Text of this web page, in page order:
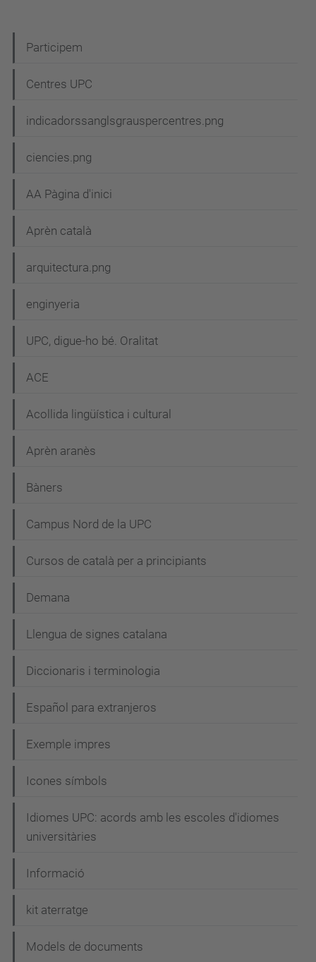
a
v
g
a
i
ó
Participem
Centres UPC
indicadorssanglsgrauspercentres.png
ciencies.png
AA Pàgina d'inici
Aprèn català
arquitectura.png
enginyeria
UPC, digue-ho bé. Oralitat
ACE
Acollida lingüística i cultural
Aprèn aranès
Bàners
Campus Nord de la UPC
Cursos de català per a principiants
Demana
Llengua de signes catalana
Diccionaris i terminologia
Español para extranjeros
Exemple impres
Icones símbols
Idiomes UPC: acords amb les escoles d'idiomes
universitàries
Informació
kit aterratge
Models de documents